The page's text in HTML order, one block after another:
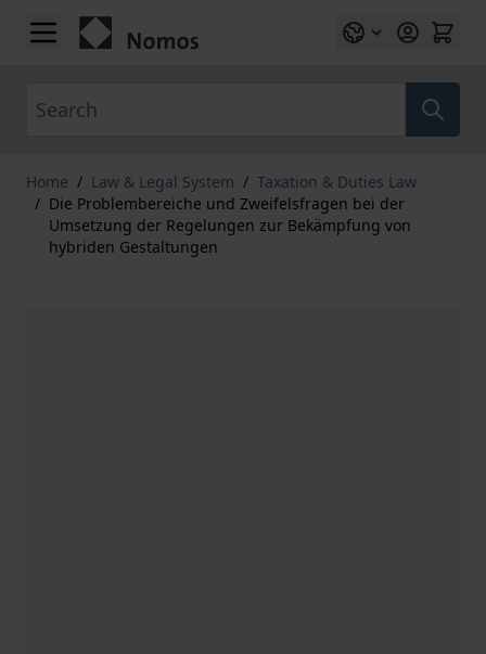
Skip to Content
Home / Law & Legal System / Taxation & Duties Law
/ Die Problembereiche und Zweifelsfragen bei der
Umsetzung der Regelungen zur Bekämpfung von
hybriden Gestaltungen